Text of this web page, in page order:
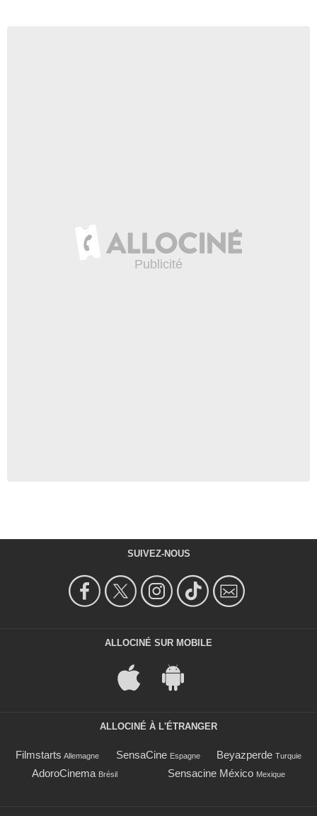
SUIVEZ-NOUS
ALLOCINÉ SUR MOBILE
ALLOCINÉ À L'ÉTRANGER
Filmstarts Allemagne SensaCine Espagne Beyazperde Turquie
AdoroCinema Brésil Sensacine México Mexique